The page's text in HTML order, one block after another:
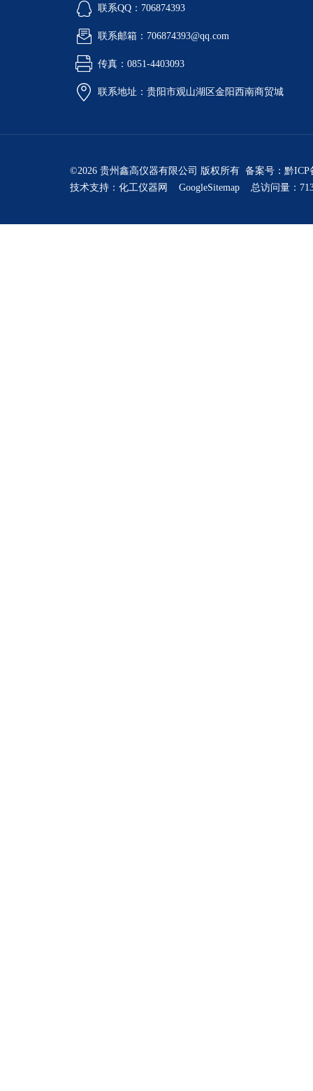
联系QQ：706874393
联系邮箱：706874393@qq.com
传真：0851-4403093
联系地址：贵阳市观山湖区金阳西南商贸城
©2026 贵州鑫高仪器有限公司 版权所有 备案号： 黔ICP
技术支持： 化工仪器网 GoogleSitemap 总访问量：